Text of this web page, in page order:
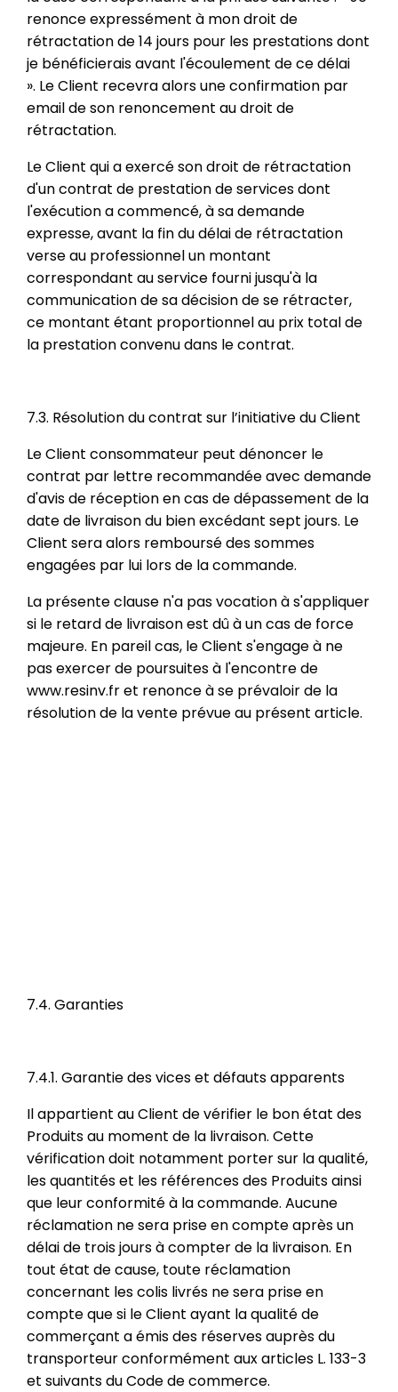
renonce expressément à mon droit de
rétractation de 14 jours pour les prestations dont
je bénéficierais avant l'écoulement de ce délai
». Le Client recevra alors une confirmation par
email de son renoncement au droit de
rétractation.
Le Client qui a exercé son droit de rétractation
d'un contrat de prestation de services dont
l'exécution a commencé, à sa demande
expresse, avant la fin du délai de rétractation
verse au professionnel un montant
correspondant au service fourni jusqu'à la
communication de sa décision de se rétracter,
ce montant étant proportionnel au prix total de
la prestation convenu dans le contrat.
7.3. Résolution du contrat sur l’initiative du Client
Le Client consommateur peut dénoncer le
contrat par lettre recommandée avec demande
d'avis de réception en cas de dépassement de la
date de livraison du bien excédant sept jours. Le
Client sera alors remboursé des sommes
engagées par lui lors de la commande.
La présente clause n'a pas vocation à s'appliquer
si le retard de livraison est dû à un cas de force
majeure. En pareil cas, le Client s'engage à ne
pas exercer de poursuites à l'encontre de
www.resinv.fr et renonce à se prévaloir de la
résolution de la vente prévue au présent article.
7.4. Garanties
7.4.1. Garantie des vices et défauts apparents
Il appartient au Client de vérifier le bon état des
Produits au moment de la livraison. Cette
vérification doit notamment porter sur la qualité,
les quantités et les références des Produits ainsi
que leur conformité à la commande. Aucune
réclamation ne sera prise en compte après un
délai de trois jours à compter de la livraison. En
tout état de cause, toute réclamation
concernant les colis livrés ne sera prise en
compte que si le Client ayant la qualité de
commerçant a émis des réserves auprès du
transporteur conformément aux articles L. 133-3
et suivants du Code de commerce.